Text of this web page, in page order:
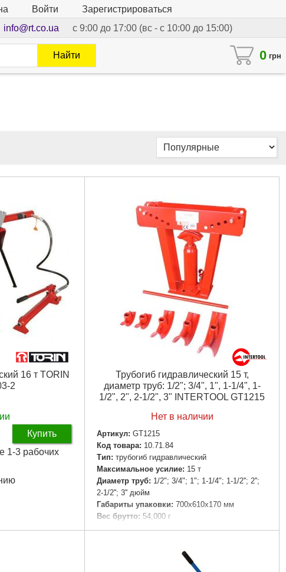
Войти
Зарегистрироваться
info@rt.co.ua с 9:00 до 17:00 (вс - с 10:00 до 15:00)
0 грн
Найти
16 т TORIN
2
Купить
1-3 рабочих
Трубогиб гидравлический 15 т,
диаметр труб: 1/2"; 3/4", 1", 1-1/4", 1-
1/2", 2", 2-1/2", 3" INTERTOOL GT1215
Нет в наличии
Артикул: GT1215
Код товара: 10.71.84
Tип: трубогиб гидравлический
Максимальное усилие: 15 т
Диаметр труб: 1/2"; 3/4"; 1"; 1-1/4"; 1-1/2''; 2'';
2-1/2''; 3'' дюйм
Габариты упаковки: 700x610x170 мм
Вес брутто: 54,000 г